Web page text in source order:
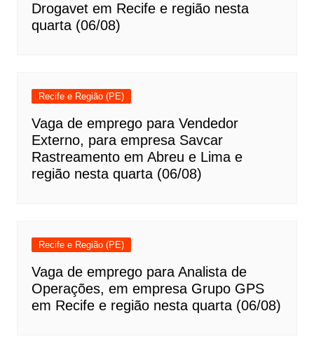
Drogavet em Recife e região nesta
quarta (06/08)
Recife e Região (PE)
Vaga de emprego para Vendedor
Externo, para empresa Savcar
Rastreamento em Abreu e Lima e
região nesta quarta (06/08)
Recife e Região (PE)
Vaga de emprego para Analista de
Operações, em empresa Grupo GPS
em Recife e região nesta quarta (06/08)